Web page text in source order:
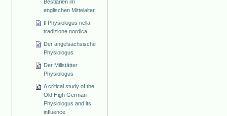
Bestiarien im
englischen Mittelalter
Il Physiologus nella
tradizione nordica
Der angelsächsische
Physiologus
Der Millstätter
Physiologus
A critical study of the
Old High German
Physiologus and its
influence